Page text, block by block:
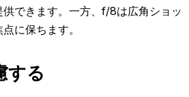
供できます。一方、f/8は広角ショッ
に保ちます。
する